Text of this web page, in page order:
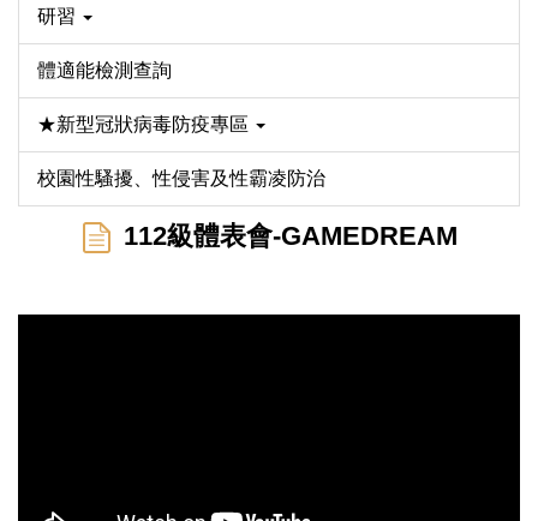
研習
體適能檢測查詢
★新型冠狀病毒防疫專區
校園性騷擾、性侵害及性霸凌防治
112級體表會-GAMEDREAM